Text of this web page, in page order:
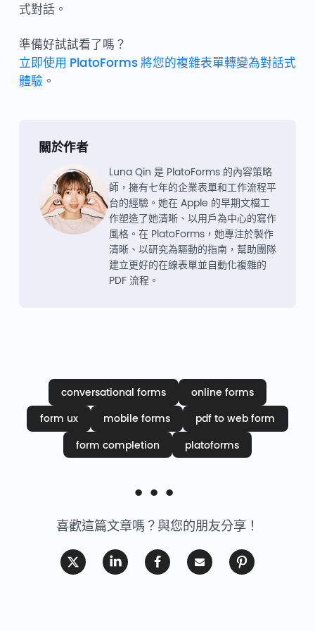
式對話。
準備好試試看了嗎？
立即使用 PlatoForms 將您的複雜表單轉變為對話式
體驗 。
關於作者
Luna Qin 是 PlatoForms 的內容策略
師，擁有七年的企業表單和工作流程平
台的經驗。她在 Apple 的早期文檔工
作塑造了她清晰、以用戶為中心的寫作
風格。在 PlatoForms，她專注於製作
清晰、以研究為驅動的指南，幫助團隊
建立更好的在線表單並自動化複雜的
PDF 流程。
conversational forms
online forms
form ux
mobile forms
pdf to web form
form completion
platoforms
喜歡這篇文章嗎？與您的朋友分享！